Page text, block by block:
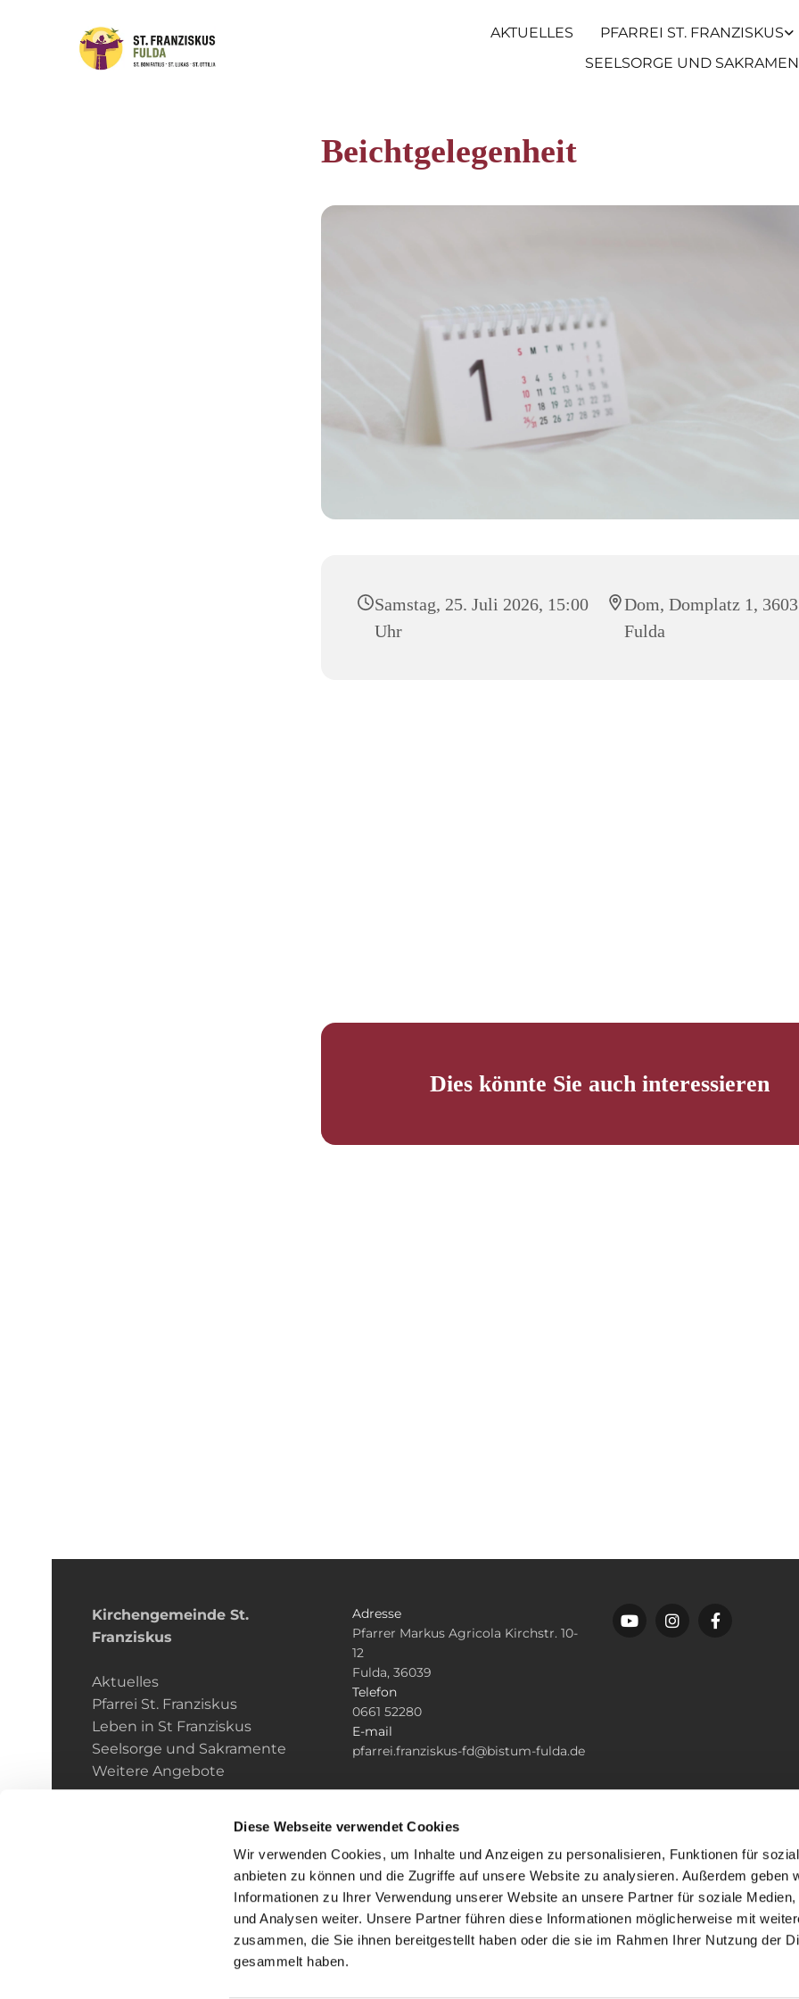
Diese Webseite verwendet Cookies
Wir verwenden Cookies, um Inhalte und Anzeigen zu personalisieren, Funktionen für
anbieten zu können und die Zugriffe auf unsere Website zu analysieren. Außerdem geben
Informationen zu Ihrer Verwendung unserer Website an unsere Partner für soziale Medien,
und Analysen weiter. Unsere Partner führen diese Informationen möglicherweise mit
zusammen, die Sie ihnen bereitgestellt haben oder die sie im Rahmen Ihrer Nutzung der
gesammelt haben.
AKTUELLES
PFARREI ST. FRANZISKUS
SEELSORGE UND
Beichtgelegenheit
Samstag, 25. Juli 2026, 15:00
Uhr
Dom, Domplatz 1,
Fulda
Dies könnte Sie auch interessieren
Kirchengemeinde­­ St.
Franziskus
Aktuelles
Pfarrei St. Franziskus
Leben in St Franziskus
Seelsorge und Sakramente
Weitere Angebote
Adresse
Pfarrer Markus Agricola Kirchstr. 10-
12
Fulda, 36039
Telefon
0661 52280
E-mail
pfarrei.franziskus-fd@bistum-fulda.de
Impressum Datenschutzerklärung ChurchDesk-